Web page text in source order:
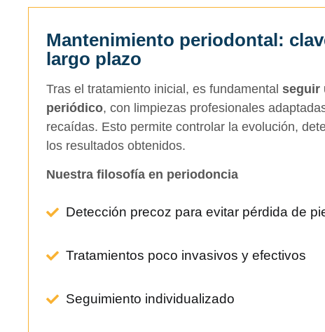
Mantenimiento periodontal:
largo plazo
Tras el tratamiento inicial, es fundamentalseguir
periódico, con limpiezas profesionales
recaídas. Esto permite controlar la evolución,
los resultados obtenidos.
Nuestra filosofía en periodoncia
Detección precoz para evitar pérdida de
Tratamientos poco invasivos y efectivos
Seguimiento individualizado